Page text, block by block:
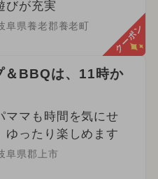
びが充実
阜県養老郡養老町 クーポン
＆BBQは、11時か
ママも時間を気にせ
ゆったり楽しめます
阜県郡上市